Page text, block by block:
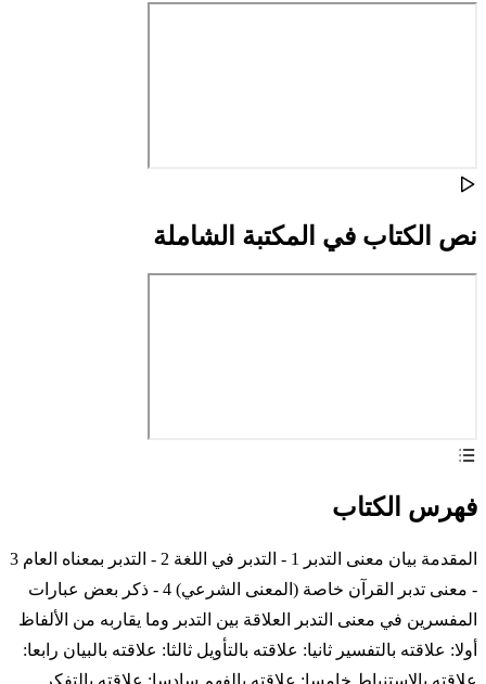
نص الكتاب في المكتبة الشاملة
فهرس الكتاب
المقدمة بيان معنى التدبر 1 - التدبر في اللغة 2 - التدبر بمعناه العام 3
- معنى تدبر القرآن خاصة (المعنى الشرعي) 4 - ذكر بعض عبارات
المفسرين في معنى التدبر العلاقة بين التدبر وما يقاربه من الألفاظ
أولا: علاقته بالتفسير ثانيا: علاقته بالتأويل ثالثا: علاقته بالبيان رابعا:
علاقته بالاستنباط خامسا: علاقته بالفهم سادسا: علاقته بالتفكر